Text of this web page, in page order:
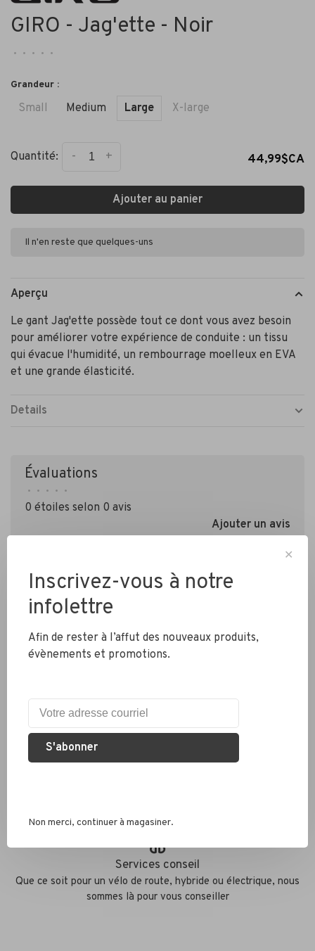
GIRO - Jag'ette - Noir
• • • • •
Grandeur :
Small Medium Large X-large
Quantité: +
- 44,99$CA
Ajouter au panier
Il n'en reste que quelques-uns
Aperçu
Le gant Jag'ette possède tout ce dont vous avez besoin
pour améliorer votre expérience de conduite : un tissu
qui évacue l'humidité, un rembourrage moelleux en EVA
et une grande élasticité.
Details
Évaluations
• • • • •
0 étoiles selon 0 avis
Ajouter un avis
Livraison partout au Canada
Expédition rapide
Colis envoyés en 2 jours
Services conseil
Que ce soit pour un vélo de route, hybride ou électrique, nous
sommes là pour vous conseiller
✕
Inscrivez-vous à notre
infolettre
Afin de rester à l’affut des nouveaux produits,
évènements et promotions.
S'abonner
Non merci, continuer à magasiner.